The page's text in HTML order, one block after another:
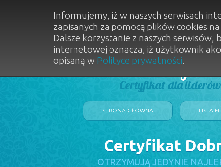
Dobry
Certyfikat dla
STRONA GŁÓWNA LISTA
Certyfikat
OTRZYMUJĄ JEDYNIE
Informujemy, iż w naszych serwisach
zapisanych za pomocą plików cookies
Dalsze korzystanie z naszych
internetowej oznacza, iż użytkownik
opisaną w Polityce prywatności.